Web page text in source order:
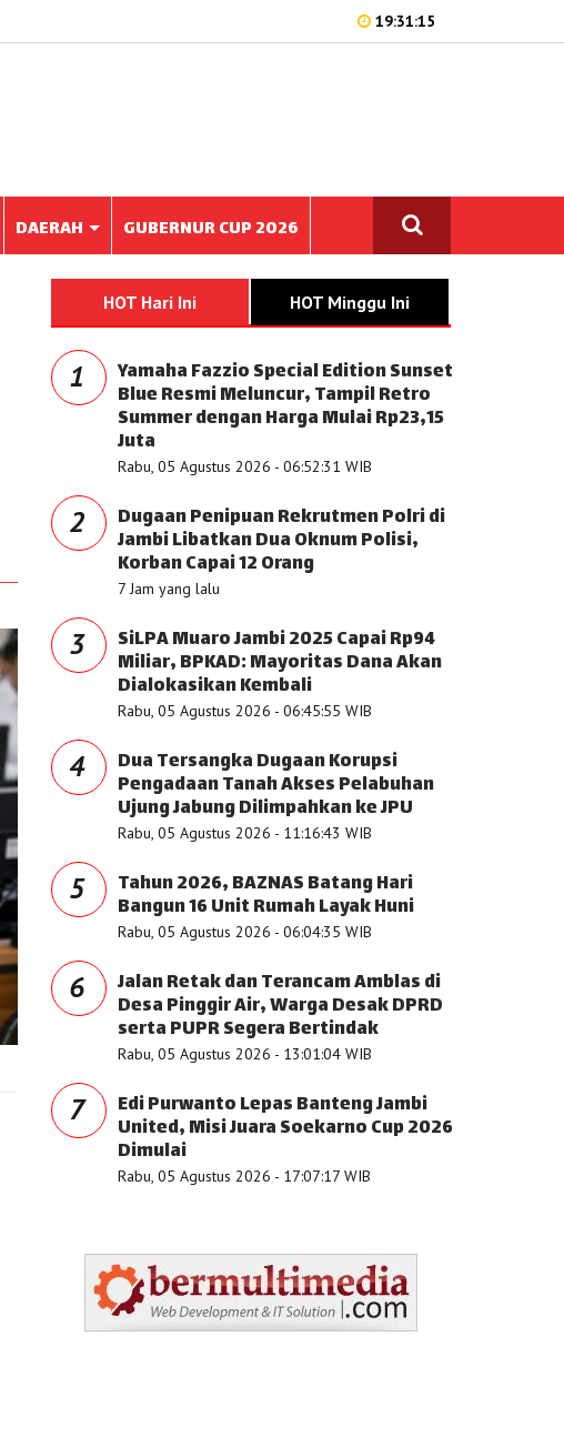
19:31:15
DAERAH GUBERNUR CUP 2026
HOT Hari Ini HOT Minggu Ini
1 Yamaha Fazzio Special Edition Sunset
Blue Resmi Meluncur, Tampil Retro
Summer dengan Harga Mulai Rp23,15
Juta
Rabu, 05 Agustus 2026 - 06:52:31 WIB
2 Dugaan Penipuan Rekrutmen Polri di
Jambi Libatkan Dua Oknum Polisi,
Korban Capai 12 Orang
7 Jam yang lalu
3 SiLPA Muaro Jambi 2025 Capai Rp94
Miliar, BPKAD: Mayoritas Dana Akan
Dialokasikan Kembali
Rabu, 05 Agustus 2026 - 06:45:55 WIB
4 Dua Tersangka Dugaan Korupsi
Pengadaan Tanah Akses Pelabuhan
Ujung Jabung Dilimpahkan ke JPU
Rabu, 05 Agustus 2026 - 11:16:43 WIB
5 Tahun 2026, BAZNAS Batang Hari
Bangun 16 Unit Rumah Layak Huni
Rabu, 05 Agustus 2026 - 06:04:35 WIB
6 Jalan Retak dan Terancam Amblas di
Desa Pinggir Air, Warga Desak DPRD
serta PUPR Segera Bertindak
Rabu, 05 Agustus 2026 - 13:01:04 WIB
7 Edi Purwanto Lepas Banteng Jambi
United, Misi Juara Soekarno Cup 2026
Dimulai
Rabu, 05 Agustus 2026 - 17:07:17 WIB